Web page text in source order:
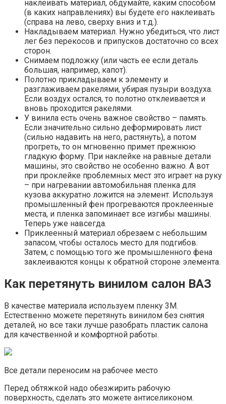
наклеивать материал, обдумайте, каким способом
(в каких направлениях) вы будете его наклеивать
(справа на лево, сверху вниз и т.д.).
Накладываем материал. Нужно убедиться, что лист
лег без перекосов и припусков достаточно со всех
сторон.
Снимаем подложку (или часть ее если деталь
большая, например, капот).
Полотно прикладываем к элементу и
разглаживаем ракелями, убирая пузыри воздуха.
Если воздух остался, то полотно отклеивается и
вновь проходится ракелями.
У винила есть очень важное свойство – память.
Если значительно сильно деформировать лист
(сильно надавить на него, растянуть), а потом
прогреть, то он мгновенно примет прежнюю
гладкую форму. При наклейке на равные детали
машины, это свойство не особенно важно. А вот
при проклейке проблемных мест это играет на руку
– при нагревании автомобильная пленка для
кузова аккуратно ложится на элемент. Используя
промышленный фен прогреваются проклеенные
места, и пленка запоминает все изгибы машины.
Теперь уже навсегда.
Приклеенный материал обрезаем с небольшим
запасом, чтобы осталось место для подгибов.
Затем, с помощью того же промышленного фена
заклеиваются концы к обратной стороне элемента.
Как перетянуть винилом салон ВАЗ
В качестве материала используем пленку 3М.
Естественно можете перетянуть винилом без снятия
деталей, но все таки лучше разобрать пластик салона
для качественной и комфортной работы.
Все детали переносим на рабочее место
Перед обтяжкой надо обезжирить рабочую
поверхность, сделать это можете антиселиконом.